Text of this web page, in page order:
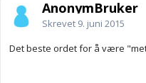
AnonymBruker
Skrevet 9. juni 2015
Det beste ordet for å være